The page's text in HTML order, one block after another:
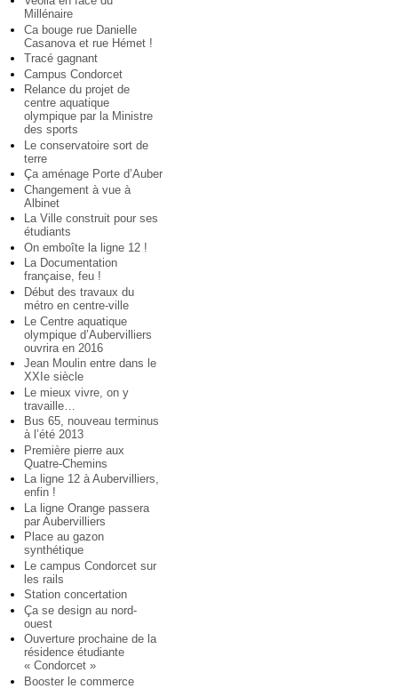
Millénaire
Ca bouge rue Danielle
Casanova et rue Hémet !
Tracé gagnant
Campus Condorcet
Relance du projet de
centre aquatique
olympique par la Ministre
des sports
Le conservatoire sort de
terre
Ça aménage Porte d’Auber
Changement à vue à
Albinet
La Ville construit pour ses
étudiants
On emboîte la ligne 12 !
La Documentation
française, feu !
Début des travaux du
métro en centre-ville
Le Centre aquatique
olympique d’Aubervilliers
ouvrira en 2016
Jean Moulin entre dans le
XXIe siècle
Le mieux vivre, on y
travaille…
Bus 65, nouveau terminus
à l’été 2013
Première pierre aux
Quatre-Chemins
La ligne 12 à Aubervilliers,
enfin !
La ligne Orange passera
par Aubervilliers
Place au gazon
synthétique
Le campus Condorcet sur
les rails
Station concertation
Ça se design au nord-
ouest
Ouverture prochaine de la
résidence étudiante
« Condorcet »
Booster le commerce